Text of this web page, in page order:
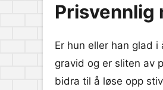
Prisvennlig
Er hun eller han glad
gravid og er sliten av
bidra til å løse opp